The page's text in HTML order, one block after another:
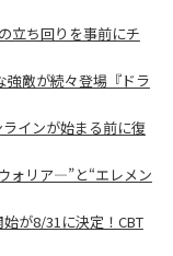
立ち回りを事前にチ
強敵が続々登場『ドラ
ラインが始まる前に復
ォリア―”と“エレメン
が8/31に決定！CBT